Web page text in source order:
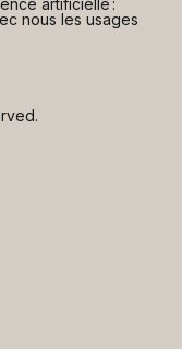
artificielle :
nous les usages